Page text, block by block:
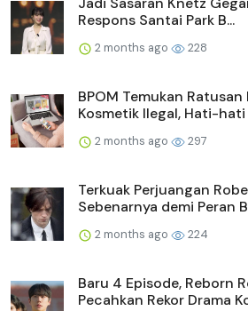
Respons Santai Park B...
2 months ago 228
BPOM Temukan
Kosmetik Ilegal, Hati-hati
2 months ago 297
Terkuak Perjuangan
Sebenarnya demi Peran
2 months ago 224
Baru 4 Episode, Reborn
Pecahkan Rekor Drama